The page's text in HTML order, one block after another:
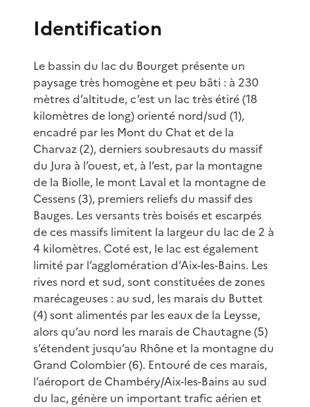
Identification
Le bassin du lac du Bourget présente un
paysage très homogène et peu bâti : à 230
mètres d’altitude, c’est un lac très étiré (18
kilomètres de long) orienté nord/sud (1),
encadré par les Mont du Chat et de la
Charvaz (2), derniers soubresauts du massif
du Jura à l’ouest, et, à l’est, par la montagne
de la Biolle, le mont Laval et la montagne de
Cessens (3), premiers reliefs du massif des
Bauges. Les versants très boisés et escarpés
de ces massifs limitent la largeur du lac de 2 à
4 kilomètres. Coté est, le lac est également
limité par l’agglomération d’Aix-les-Bains. Les
rives nord et sud, sont constituées de zones
marécageuses : au sud, les marais du Buttet
(4) sont alimentés par les eaux de la Leysse,
alors qu’au nord les marais de Chautagne (5)
s’étendent jusqu’au Rhône et la montagne du
Grand Colombier (6). Entouré de ces marais,
l’aéroport de Chambéry/Aix-les-Bains au sud
du lac, génère un important trafic aérien et